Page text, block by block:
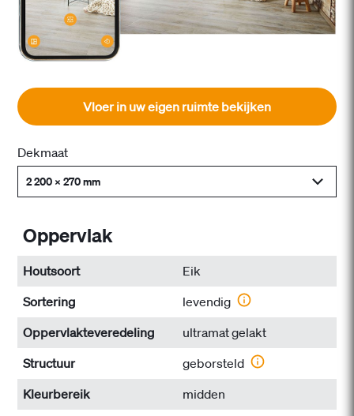
Vloer in uw eigen ruimte bekijken
Dekmaat
2 200 x 270 mm
Oppervlak
Houtsoort
Eik
Sortering
levendig
Oppervlakteveredeling
ultramat gelakt
Structuur
geborsteld
Kleurbereik
midden